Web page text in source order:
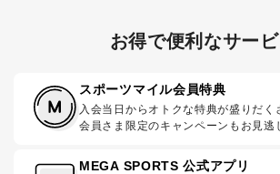
お得で便利なサー
スポーツマイル会員特典
入会当日からオトクな特典が盛りだく
会員さま限定のキャンペーンもお見逃
MEGA SPORTS 公式アプリ